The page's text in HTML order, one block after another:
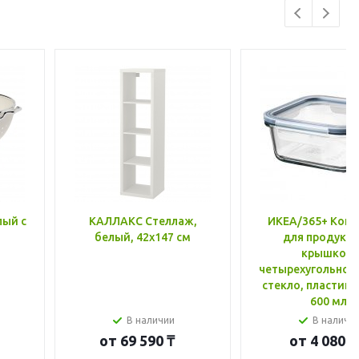
с
КАЛЛАКС Стеллаж,
белый, 42x147 см
В наличии
от 69 590 ₸
ИКЕА/365+
для
крышкой,
стекло, пластик
600 мл
В
от 4 080 ₸